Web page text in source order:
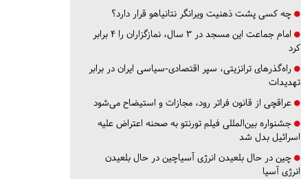
چه کسی پشت ذهنیت ویرانگر نتانیاهو قرار دارد؟
امام جماعت این مسجد در ۳ سال، نمازگزاران را ۴ برابر
کرد
راه‌گذرهای ترانزیتی، سپر اقتصادی-سیاسی ایران در برابر
تهدیدات
عراقچی از قانون فراتر رود، مجازات و استیضاح می‌شود
جشنواره بین‌المللی فیلم تورنتو به صحنه اعتراض علیه
اسرائیل بدل شد
چین در حال بلعیدن انرژی آسیاچین در حال بلعیدن
انرژی آسیا